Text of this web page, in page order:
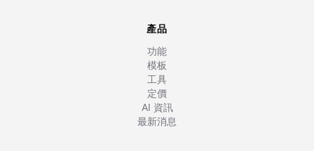
產品
功能
模板
工具
定價
AI 資訊
最新消息